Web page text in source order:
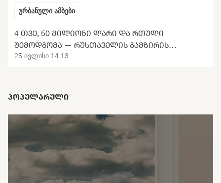
ურბანული ამბები
4 ᲗᲕᲔ, 50 ᲛᲘᲚᲘᲝᲜᲘ ᲚᲐᲠᲘ ᲓᲐ ᲠᲗᲣᲚᲘ
ᲨᲔᲛᲝᲓᲒᲝᲛᲐ — ᲠᲣᲡᲗᲐᲕᲔᲚᲘᲡ ᲒᲐᲛᲖᲘᲠᲘᲡ
ᲢᲠᲐᲜᲡᲤᲝᲠᲛᲐᲪᲘᲘᲡ ᲛᲝᲚᲝᲓᲘᲜᲘ
25 ივლისი 14:13
ᲞᲝᲞᲣᲚᲐᲠᲣᲚᲘ